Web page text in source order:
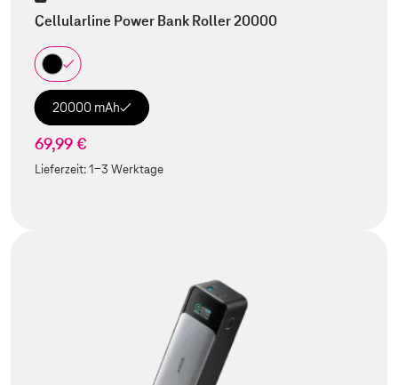
Cellularline Power Bank Roller 20000
20000 mAh
69,99 €
Lieferzeit:1-3 Werktage